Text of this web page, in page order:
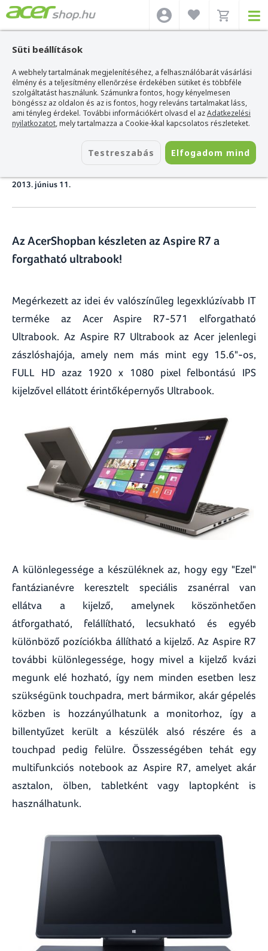
Süti beállítások
A webhely tartalmának megjelenítéséhez, a felhasználóbarát vásárlási
élmény és a teljesítmény ellenőrzése érdekében sütiket és többféle
szolgáltatást használunk. Számunkra fontos, hogy kényelmesen
böngéssz az oldalon és az is fontos, hogy releváns tartalmakat láss,
ami tényleg érdekel. További információkért olvasd el azAdatkezelési
nyilatkozatot, mely tartalmazza a Cookie-kkal kapcsolatos részleteket.
Testreszabás Elfogadom mind
Acer webshop>Hírek>Az AcerShopban készleten az Aspire R7 a forgatható
Ultrabook!
Az AcerShopban készleten az
Aspire R7 a forgatható
Ultrabook!
2013. június 11.
Az AcerShopban készleten az Aspire R7 a
forgatható ultrabook!
Megérkezett az idei év valószínűleg legexklúzívabb IT
terméke az Acer Aspire R7-571 elforgatható
Ultrabook. Az Aspire R7 Ultrabook az Acer jelenlegi
zászlóshajója, amely nem más mint egy 15.6"-os,
FULL HD azaz 1920 x 1080 pixel felbontású IPS
kijelzővel ellátott érintőképernyős Ultrabook.
A különlegessége a készüléknek az, hogy egy "Ezel"
fantázianévre keresztelt speciális zsanérral van
ellátva a kijelző, amelynek köszönhetően
átforgatható, felállítható, lecsukható és egyéb
különböző pozíciókba állítható a kijelző. Az Aspire R7
további különlegessége, hogy mivel a kijelző kvázi
megunk elé hozható, így nem minden esetben lesz
szükségünk touchpadra, mert bármikor, akár gépelés
közben is hozzányúlhatunk a monitorhoz, így a
billentyűzet került a készülék alsó részére és a
touchpad pedig felülre. Összességében tehát egy
multifunkciós notebook az Aspire R7, amelyet akár
asztalon, ölben, tabletként vagy laptopként is
használhatunk.